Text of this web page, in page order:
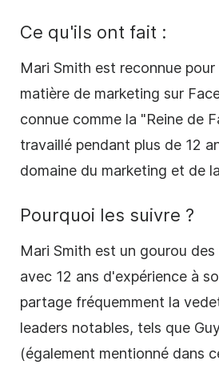
Ce qu'ils ont fait :
Mari Smith est reconnue
matière de marketing sur
connue comme la "Reine de
travaillé pendant plus de 12
domaine du marketing et de
Pourquoi les suivre ?
Mari Smith est un gourou des
avec 12 ans d'expérience à
partage fréquemment la
leaders notables, tels que
(également mentionné dans